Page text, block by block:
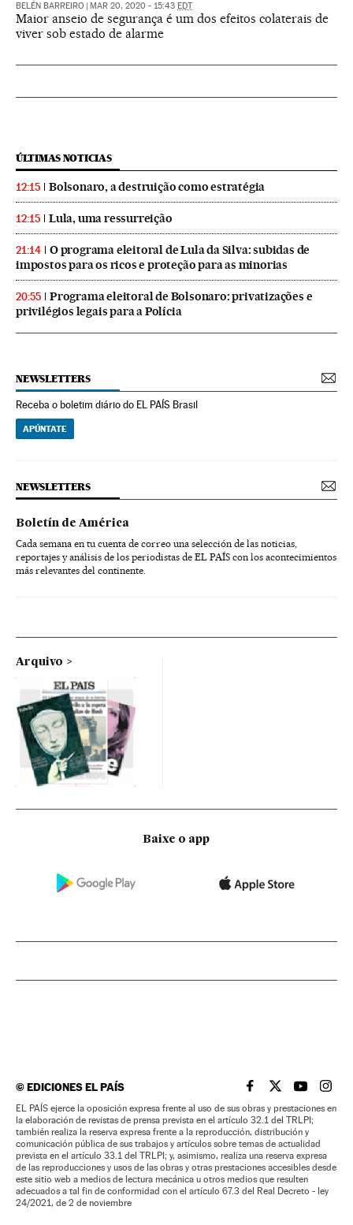
BELÉN BARREIRO MAR 20, 2020 - 15:43 EDT
Maior anseio de segurança é um dos efeitos colaterais de
viver sob estado de alarme
ÚLTIMAS NOTICIAS
12:15 Bolsonaro, a destruição como estratégia
12:15 Lula, uma ressurreição
21:14
O programa eleitoral de Lula da Silva: subidas de
impostos para os ricos e proteção para as minorias
20:55
Programa eleitoral de Bolsonaro: privatizações e
privilégios legais para a Polícia
NEWSLETTERS
Receba o boletim diário do EL PAÍS Brasil
APÚNTATE
NEWSLETTERS
Boletín de América
Cada semana en tu cuenta de correo una selección de las noticias,
reportajes y análisis de los periodistas de EL PAÍS con los acontecimientos
más relevantes del continente.
Arquivo
Baixe o app
©EDICIONES EL PAÍS EL PAÍS BRASIL EN
EL PAÍSEL PAÍS
EL
EL PAÍS ejerce la oposición expresa frente al uso de sus obras y prestaciones en
la elaboración de revistas de prensa prevista en el artículo 32.1 del TRLPI;
también realiza la reserva expresa frente a la reproducción, distribución y
comunicación pública de sus trabajos y artículos sobre temas de actualidad
prevista en el artículo 33.1 del TRLPI; y, asimismo, realiza una reserva expresa
de las reproducciones y usos de las obras y otras prestaciones accesibles desde
este sitio web a medios de lectura mecánica u otros medios que resulten
adecuados a tal fin de conformidad con el artículo 67.3 del Real Decreto - ley
24/2021, de 2 de noviembre